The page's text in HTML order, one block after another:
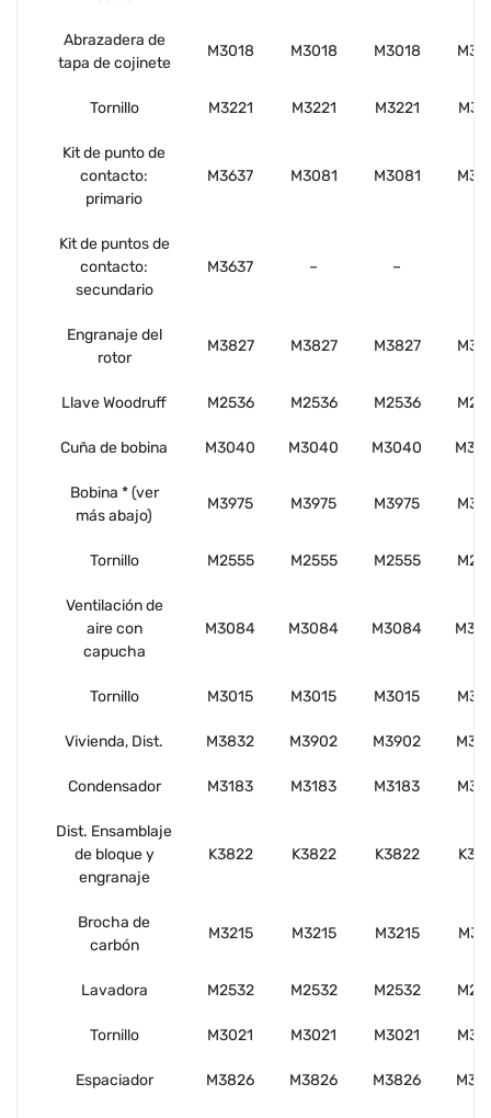
Abrazadera de
tapa de cojinete
M3018 M3018 M3018
Tornillo M3221 M3221 M3221
Kit de punto de
contacto:
primario
M3637 M3081 M3081
Kit de puntos de
contacto:
secundario
M3637 – –
Engranaje del
rotor
M3827 M3827 M3827
Llave Woodruff M2536 M2536 M2536
Cuña de bobina M3040 M3040 M3040
Bobina * (ver
más abajo)
M3975 M3975 M3975
Tornillo M2555 M2555 M2555
Ventilación de
aire con
capucha
M3084 M3084 M3084
Tornillo M3015 M3015 M3015
Vivienda, Dist. M3832 M3902 M3902
Condensador M3183 M3183 M3183
Dist. Ensamblaje
de bloque y
engranaje
K3822 K3822 K3822
Brocha de
carbón
M3215 M3215 M3215
Lavadora M2532 M2532 M2532
Tornillo M3021 M3021 M3021
Espaciador M3826 M3826 M3826